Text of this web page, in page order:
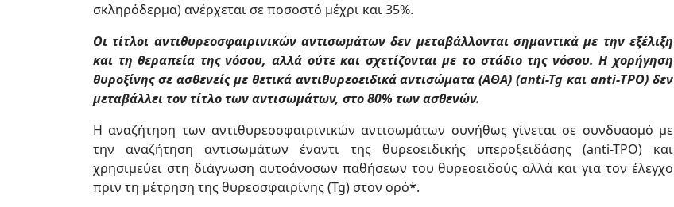
σκληρόδερμα) ανέρχεται σε ποσοστό μέχρι και 35%.
Οι τίτλοι αντιθυρεοσφαιρινικών αντισωμάτων δεν μεταβάλλονται σημαντικά με την εξέλιξη
και τη θεραπεία της νόσου, αλλά ούτε και σχετίζονται με το στάδιο της νόσου. Η χορήγηση
θυροξίνης σε ασθενείς με θετικά αντιθυρεοειδικά αντισώματα (ΑΘΑ) (anti-Tg και anti-ΤΡΟ) δεν
μεταβάλλει τον τίτλο των αντισωμάτων, στο 80% των ασθενών.
Η αναζήτηση των αντιθυρεοσφαιρινικών αντισωμάτων συνήθως γίνεται σε συνδυασμό με
την αναζήτηση αντισωμάτων έναντι της θυρεοειδικής υπεροξειδάσης (anti-TPO) και
χρησιμεύει στη διάγνωση αυτοάνοσων παθήσεων του θυρεοειδούς αλλά και για τον έλεγχο
πριν τη μέτρηση της θυρεοσφαιρίνης (Tg) στον ορό*.